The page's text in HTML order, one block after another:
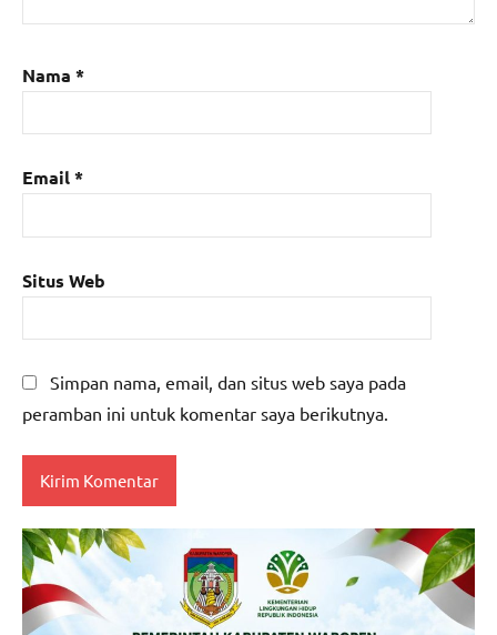
Nama *
Email*
Situs Web
Simpan nama, email, dan situs web saya pada
peramban ini untuk komentar saya berikutnya.